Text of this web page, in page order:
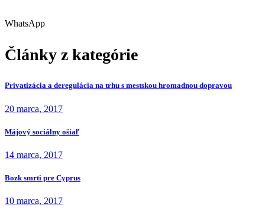
WhatsApp
Články z kategórie
Privatizácia a deregulácia na trhu s mestskou hromadnou dopravou
20 marca, 2017
Májový sociálny ošiaľ
14 marca, 2017
Bozk smrti pre Cyprus
10 marca, 2017